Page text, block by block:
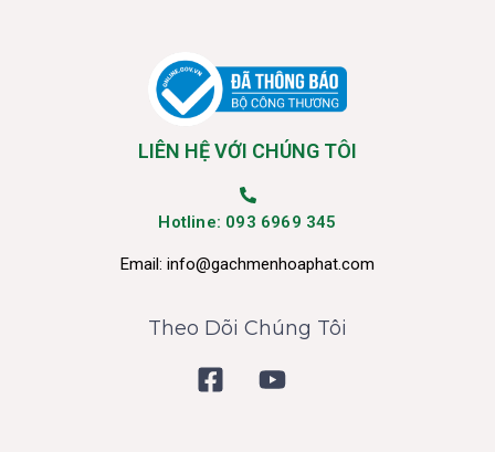
LIÊN HỆ VỚI CHÚNG TÔI
Hotline: 093 6969 345
Email: info@gachmenhoaphat.com
Theo Dõi Chúng Tôi